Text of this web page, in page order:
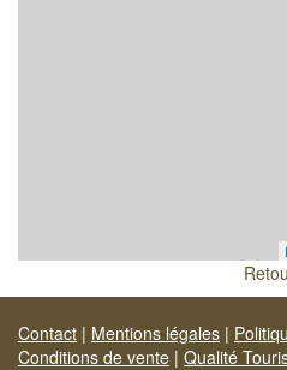
Contact | Mentions légales |
Conditions de vente | Qualité